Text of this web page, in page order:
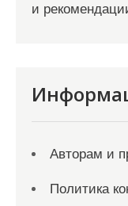
и
Авторам и
Политика